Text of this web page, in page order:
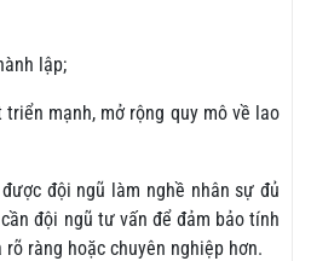
lập;
mạnh, mở rộng quy mô về lao
đội ngũ làm nghề nhân sự đủ
đội ngũ tư vấn để đảm bảo tính
ràng hoặc chuyên nghiệp hơn.